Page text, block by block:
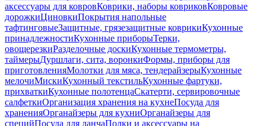
аксессуары для ковровКоврики, наборы ковриковКовровые
дорожкиЦиновкиПокрытия напольные
тафтинговыеЗащитные, грязезащитные коврикиКухонные
принадлежностиКухонные приборыТерки,
овощерезкиРазделочные доскиКухонные термометры,
таймерыДуршлаги, сита, воронкиФормы, приборы для
приготовленияМолотки для мяса, тендерайзерыКухонные
мелочиМискиКухонный текстильКухонные фартуки,
прихваткиКухонные полотенцаСкатерти, сервировочные
салфеткиОрганизация хранения на кухнеПосуда для
храненияОрганайзеры для кухниОрганайзеры для
специйПосуда для ланчаПолки и аксессуары на